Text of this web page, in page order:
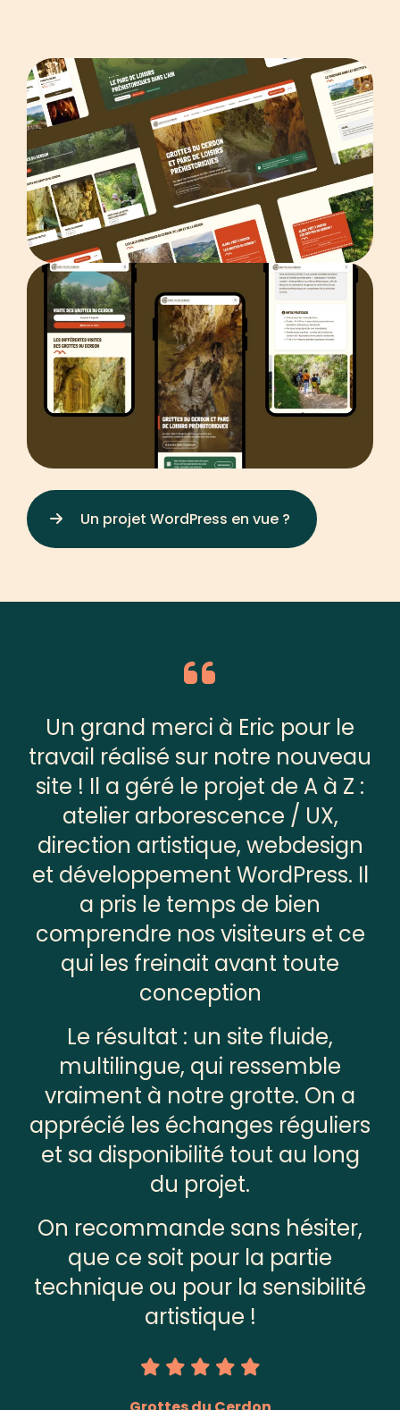
Un projet WordPress en vue ?
Un grand merci à Eric pour le
travail réalisé sur notre nouveau
site ! Il a géré le projet de A à Z :
atelier arborescence / UX,
direction artistique, webdesign
et développement WordPress. Il
a pris le temps de bien
comprendre nos visiteurs et ce
qui les freinait avant toute
conception
Le résultat : un site fluide,
multilingue, qui ressemble
vraiment à notre grotte. On a
apprécié les échanges réguliers
et sa disponibilité tout au long
du projet.
On recommande sans hésiter,
que ce soit pour la partie
technique ou pour la sensibilité
artistique !